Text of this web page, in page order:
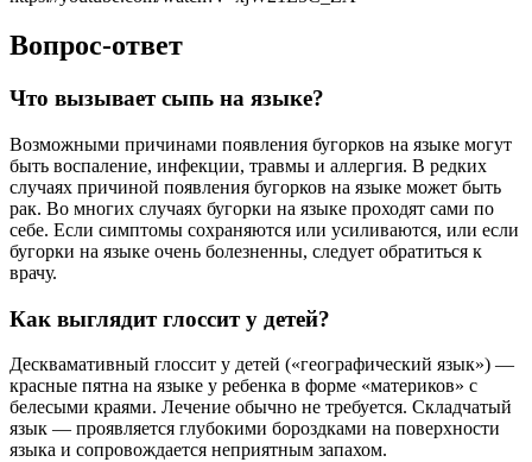
Вопрос-ответ
Что вызывает сыпь на языке?
Возможными причинами появления бугорков на языке могут
быть воспаление, инфекции, травмы и аллергия. В редких
случаях причиной появления бугорков на языке может быть
рак. Во многих случаях бугорки на языке проходят сами по
себе. Если симптомы сохраняются или усиливаются, или если
бугорки на языке очень болезненны, следует обратиться к
врачу.
Как выглядит глоссит у детей?
Десквамативный глоссит у детей («географический язык») —
красные пятна на языке у ребенка в форме «материков» с
белесыми краями. Лечение обычно не требуется. Складчатый
язык — проявляется глубокими бороздками на поверхности
языка и сопровождается неприятным запахом.